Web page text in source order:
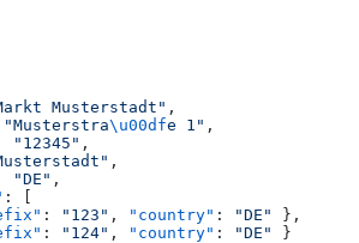
Musterstadt" ,
"Musterstra\u00dfe 1" ,
"12345" ,
,
"DE" ,
: [
: "123" , "country" : "DE"
},
: "124" , "country" : "DE"
}